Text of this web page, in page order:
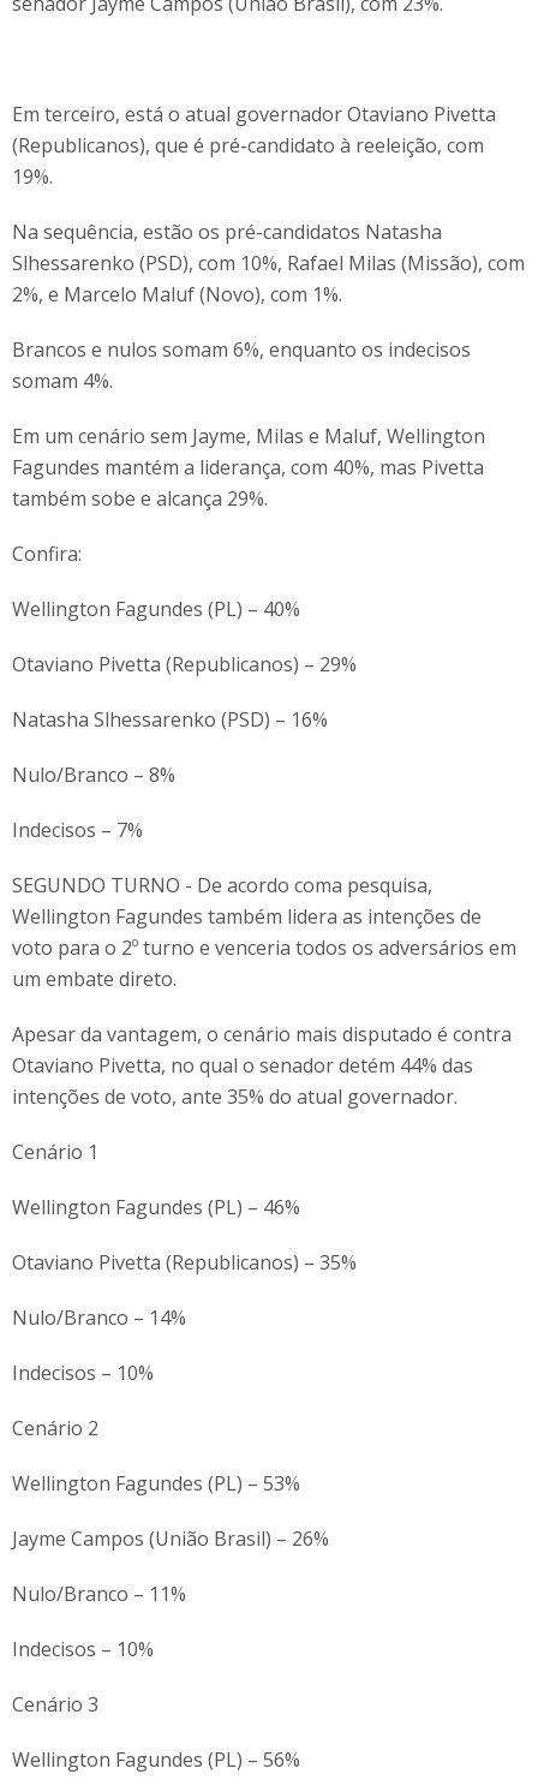
Em terceiro, está o atual governador Otaviano Pivetta
(Republicanos), que é pré-candidato à reeleição, com
19%.
Na sequência, estão os pré-candidatos Natasha
Slhessarenko (PSD), com 10%, Rafael Milas (Missão), com
2%, e Marcelo Maluf (Novo), com 1%.
Brancos e nulos somam 6%, enquanto os indecisos
somam 4%.
Em um cenário sem Jayme, Milas e Maluf, Wellington
Fagundes mantém a liderança, com 40%, mas Pivetta
também sobe e alcança 29%.
Confira:
Wellington Fagundes (PL) – 40%
Otaviano Pivetta (Republicanos) – 29%
Natasha Slhessarenko (PSD) – 16%
Nulo/Branco – 8%
Indecisos – 7%
SEGUNDO TURNO - De acordo coma pesquisa,
Wellington Fagundes também lidera as intenções de
voto para o 2º turno e venceria todos os adversários em
um embate direto.
Apesar da vantagem, o cenário mais disputado é contra
Otaviano Pivetta, no qual o senador detém 44% das
intenções de voto, ante 35% do atual governador.
Cenário 1
Wellington Fagundes (PL) – 46%
Otaviano Pivetta (Republicanos) – 35%
Nulo/Branco – 14%
Indecisos – 10%
Cenário 2
Wellington Fagundes (PL) – 53%
Jayme Campos (União Brasil) – 26%
Nulo/Branco – 11%
Indecisos – 10%
Cenário 3
Wellington Fagundes (PL) – 56%